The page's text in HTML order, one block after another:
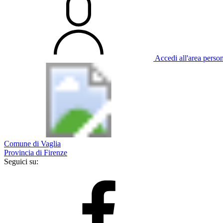
Accedi all'area
Comune di Vaglia
Provincia di Firenze
Seguici su: